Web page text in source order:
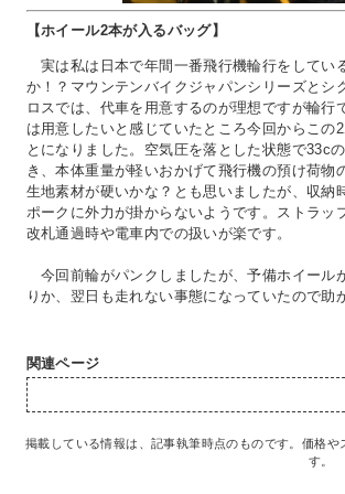
【ホイール2本が入るバッグ】
実は私は日本で年間一番飛行機輪行をしてい
か！？マウンテンバイクジャパンシリーズと
ロスでは、代車を用意するのが理想ですが輪
は用意したいと感じていたところ今回からこ
とになりました。空気圧を落とした状態で33c
き、本体重量が軽いおかげて飛行機の預け荷
生地素材が硬いかな？とも思いましたが、収
ポークに外力が掛からないようです。ストラ
改札通過時や電車内での扱いが楽です。
今回前輪がパンクしましたが、予備ホイール
りか、翌日も走れない事態になっていたので
関連ページ
掲載している情報は、記事執筆時点のものです。価格
す。